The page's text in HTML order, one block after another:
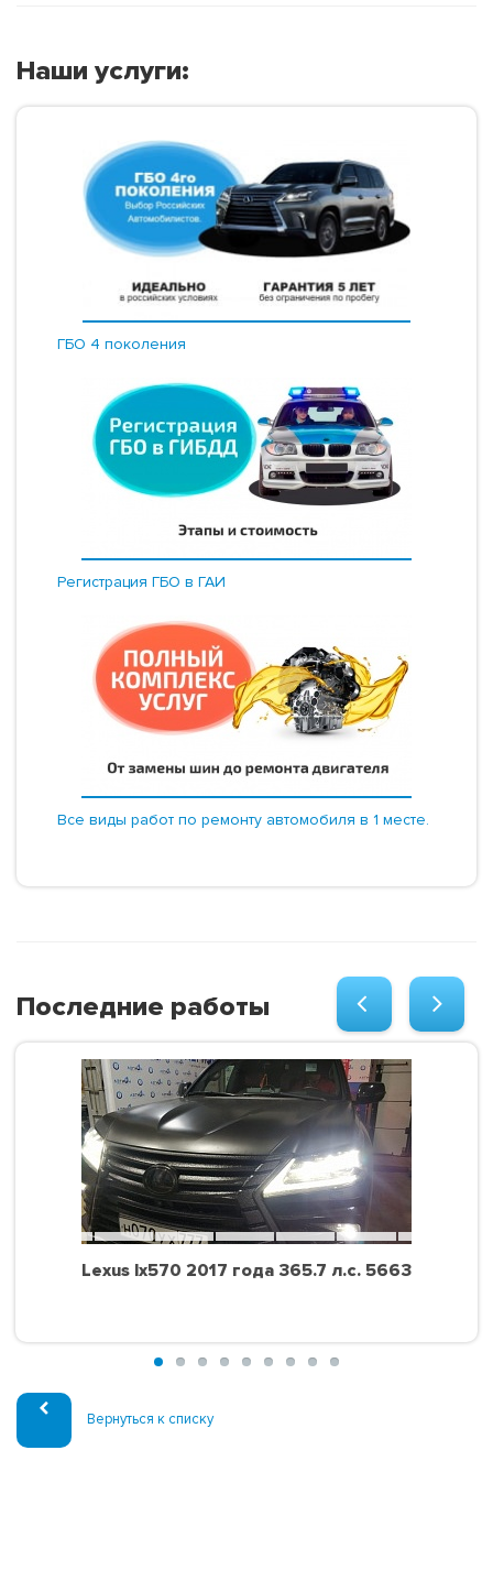
Наши услуги:
ГБО 4 поколения
Регистрация ГБО в ГАИ
Все виды работ по ремонту автомобиля в 1 месте.
Последние работы
Lexus lx570 2017 года 365.7 л.с. 5663
Вернуться к списку